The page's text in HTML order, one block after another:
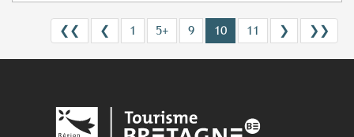
❮❮ ❮ 1 5+ 9 10 11 ❯ ❯❯